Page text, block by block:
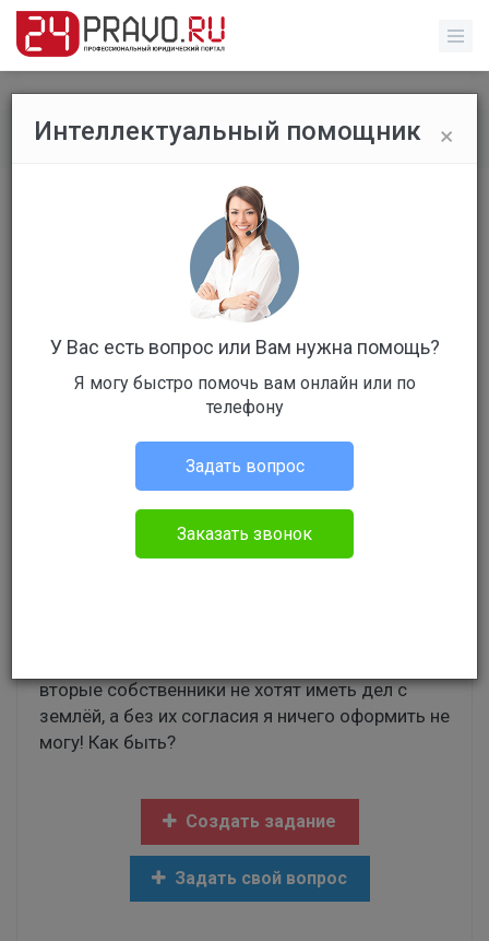
Все вопросы / Гражданское право
Вопрос уже решен
Здравствуйте! У нас в собственности 1/2
вторые собственники не хотят иметь дел с
землёй, а без их согласия я ничего оформить не
могу! Как быть?
Создать задание
Задать свой вопрос
×
Интеллектуальный помощник
У Вас есть вопрос или Вам нужна помощь?
Я могу быстро помочь вам онлайн или по
телефону
Задать вопрос
Заказать звонок